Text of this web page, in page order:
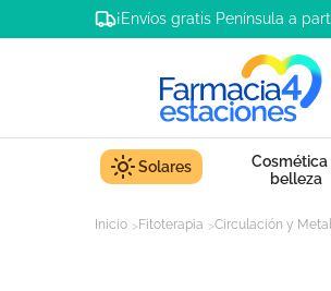
¡Envíos gratis Península a
Solares
Cosmética
belleza
Inicio Fitoterapia Circulación y